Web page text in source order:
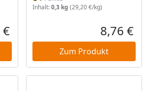
Aktueller Preis
€
Inhalt:0,3 kg (29,20 €/kg)
8,76 €
Zum Produkt